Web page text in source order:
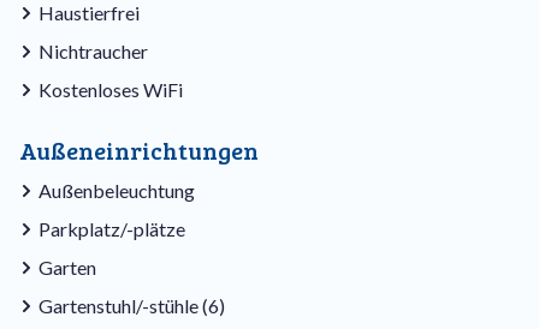
Haustierfrei
Nichtraucher
Kostenloses WiFi
Außeneinrichtungen
Außenbeleuchtung
Parkplatz/-plätze
Garten
Gartenstuhl/-stühle (6)